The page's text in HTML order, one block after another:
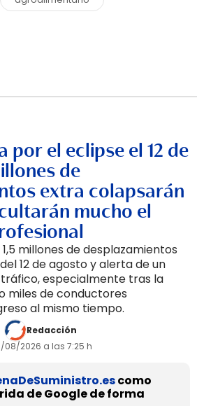
por el eclipse el 12 de
de
extra colapsarán
mucho el
millones de desplazamientos
12 de agosto y alerta de un
especialmente tras la
miles de conductores
al mismo tiempo.
Redacción
08/2026 a las 7:25 h
como
de Google de forma